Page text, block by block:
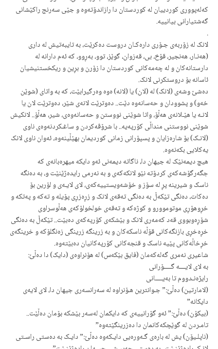
کەلەپووری کوردییان لە کوردستان دا رازاندۆتەوە و جێی سەرنج راکێشانی
گەشتیارانی بیانییە.
.
لانک لە زۆربەی جـۆری دارەکـان دروست دەکرێت، بە تایبەتیش لە داری
(هەنـار، هەنجیر، قۆخ، بی، قەزوان، گوێز، توو، بەڕوو، کە ئەم دارانە لە
دارستانەکان و لە چەمەکانی کوردستان دا زۆرن و بڕین و ریکخستنیشیان
ئاسانە بۆ دروستکرنی لانک.
دەشێ وشەی (لانک) لە (لان) یا (لانە) ەوە وەرگیرابێت، کە بە واتای (شوێن
خەو) و پشوودان و حەسانەوە دێت.. دەوترێت لانەی شێر، دەوترێت لان یا
لانـە یا هێـلانەی هەڵۆ، واتا شوێنی نووستن و حەسانەوەی، شیر، هەڵۆ.. لانکیش
شوێنی نووستنی منداڵی کۆرپەیە.. با شرۆڤەکردن و ساغـکردنەوەی ناوی
(لانـک) بۆ شارەزایان و پسپۆرانی زمانی کوردیمان بهێڵینەوە، ئەوان ناوی لانک
یەکلایی بکەنەوە.
هیچ دیمەنێک لە جیهان دا، ناگاتە دیمەنی ئەو دایکە میهرەبانەی کە
جگەرگۆشەکەی کردۆتە نێو لانکەکەی و بە نەرمی رایدەژێنێت و، بە دەنگە
ناسک و شیرینە پڕ لە سۆز و خۆشەویستییەکەی، لای لایـەی و لۆرین بۆ
دەکات، دەنگی تێکەڵ بە دەنگی تەقەی لانک و زڕەزڕی پۆیلە و تەکە و پەتکە و
خڕوهۆڕی موتوموورو و کوژەکە و تەقەی خولخولۆکەی هەڵوسراوی
شۆڕەوبووی قەد کەمەری لانک و بێشکەی کۆرپەکەی دەبێت.. تێکەڵ بە دەنگی
خڕەخڕی بازنگەکانی قۆڵە ناسکەکان و بە زرینگە زرینگی زەنگلۆکە و خرینگەی
خڕخاڵەکانی پێیە ناسک و قنجەکانی کۆرپەکانیان دەبێتەوە.
شاعیری نەمری گەلەکەمان (فایق بێکەس) لە هۆنراوەی (دایک) دا دەڵێ:
بە لای لایــــە گـــــۆرانی
رایژەنـدووم تا بەیـــــانی
(لامارتین) دەڵێ:” جـوانترین هـۆنراوە لە سەرانسەری جیهان دا، لای لایەی
دایکانە”
(بیکۆن) دەڵێ:” ئەو گۆرانییەی کە دایکمان لەسەر بێشکە بۆمان دەڵێت..
تامـردن لە گوێچکەکانمان دا دەزرینگێتەوە”
(ناپلـیۆن) یش لە بارەی گـەورەیی دایـکەوە دەڵێ:” دایـک بە دەستی راسـتی